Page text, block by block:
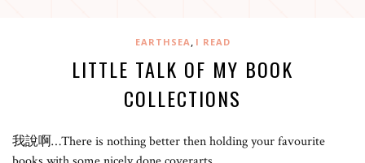
EARTHSEA, I READ
LITTLE TALK OF MY BOOK
COLLECTIONS
我說啊…There is nothing better then holding your favourite